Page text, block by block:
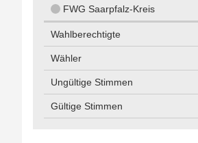
FWG Saarpfalz-Kreis
Wahlberechtigte
Wähler
Ungültige Stimmen
Gültige Stimmen